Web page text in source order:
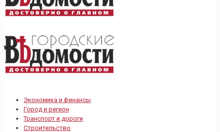
Экономика и финансы
Город и регион
Транспорт и дороги
Строительство